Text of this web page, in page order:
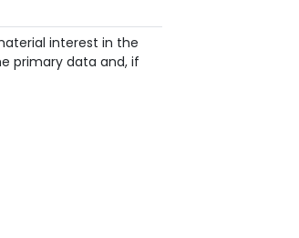
interest in the
primary data and, if